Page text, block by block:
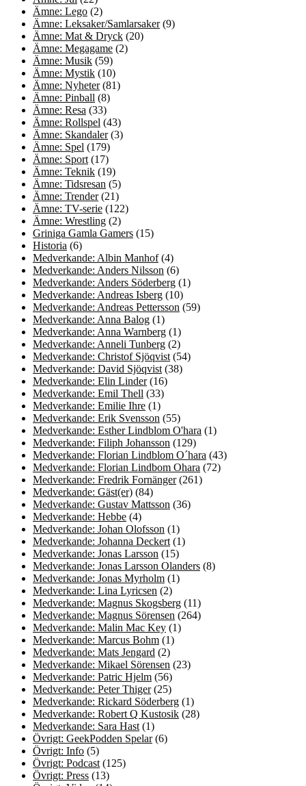
Ämne: Lego (2)
Ämne: Leksaker/Samlarsaker(9)
Ämne: Mat & Dryck (20)
Ämne: Megagame (2)
Ämne: Musik (59)
Ämne: Mystik (10)
Ämne: Nyheter(81)
Ämne: Pinball (8)
Ämne: Resa (33)
Ämne: Rollspel (43)
Ämne: Skandaler(3)
Ämne: Spel (179)
Ämne: Sport (17)
Ämne: Teknik (19)
Ämne: Tidsresan (5)
Ämne: Trender(21)
Ämne: TV-serie (122)
Ämne: Wrestling (2)
Griniga Gamla Gamers (15)
Historia (6)
Medverkande: Albin Manhof(4)
Medverkande: Anders Nilsson (6)
Medverkande: Anders Söderberg (1)
Medverkande: Andreas Isberg (10)
Medverkande: Andreas Pettersson (59)
Medverkande: Anna Balog (1)
Medverkande: Anna Warnberg (1)
Medverkande: Anneli Tunberg (2)
Medverkande: Christof Sjöqvist (54)
Medverkande: David Sjöqvist (38)
Medverkande: Elin Linder(16)
Medverkande: Emil Thell (33)
Medverkande: Emilie Ihre (1)
Medverkande: Erik Svensson (55)
Medverkande: Esther Lindblom O'hara (1)
Medverkande: Filiph Johansson (129)
Medverkande: Florian Lindblom O´hara (43)
Medverkande: Florian Lindbom Ohara (72)
Medverkande: Fredrik Fornänger(261)
Medverkande: Gäst(er) (84)
Medverkande: Gustav Mattsson (36)
Medverkande: Hebbe (4)
Medverkande: Johan Olofsson (1)
Medverkande: Johanna Deckert (1)
Medverkande: Jonas Larsson (15)
Medverkande: Jonas Larsson Olanders (8)
Medverkande: Jonas Myrholm (1)
Medverkande: Lina Lyricsen (2)
Medverkande: Magnus Skogsberg (11)
Medverkande: Magnus Sörensen (264)
Medverkande: Malin Mac Key (1)
Medverkande: Marcus Bohm (1)
Medverkande: Mats Jengard (2)
Medverkande: Mikael Sörensen (23)
Medverkande: Patric Hjelm (56)
Medverkande: Peter Thiger(25)
Medverkande: Rickard Söderberg (1)
Medverkande: Robert Q Kustosik (28)
Medverkande: Sara Hast (1)
Övrigt: GeekPodden Spelar(6)
Övrigt: Info (5)
Övrigt: Podcast (125)
Övrigt: Press (13)